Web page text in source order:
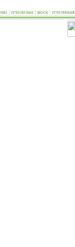
пчелозан воск